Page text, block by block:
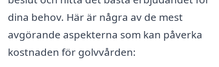
dina behov. Här är några av de mest
avgörande aspekterna som kan påverka
kostnaden för golvvården: